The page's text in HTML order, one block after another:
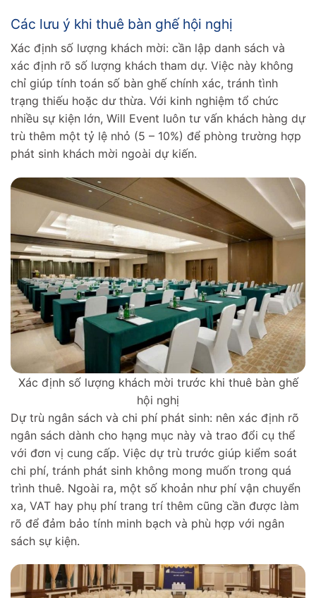
Các lưu ý khi thuê bàn ghế hội nghị
Xác định số lượng khách mời: cần lập danh sách và
xác định rõ số lượng khách tham dự. Việc này không
chỉ giúp tính toán số bàn ghế chính xác, tránh tình
trạng thiếu hoặc dư thừa. Với kinh nghiệm tổ chức
nhiều sự kiện lớn, Will Event luôn tư vấn khách hàng dự
trù thêm một tỷ lệ nhỏ (5 – 10%) để phòng trường hợp
phát sinh khách mời ngoài dự kiến.
Xác định số lượng khách mời trước khi thuê bàn ghế
hội nghị
Dự trù ngân sách và chi phí phát sinh: nên xác định rõ
ngân sách dành cho hạng mục này và trao đổi cụ thể
với đơn vị cung cấp. Việc dự trù trước giúp kiểm soát
chi phí, tránh phát sinh không mong muốn trong quá
trình thuê. Ngoài ra, một số khoản như phí vận chuyển
xa, VAT hay phụ phí trang trí thêm cũng cần được làm
rõ để đảm bảo tính minh bạch và phù hợp với ngân
sách sự kiện.